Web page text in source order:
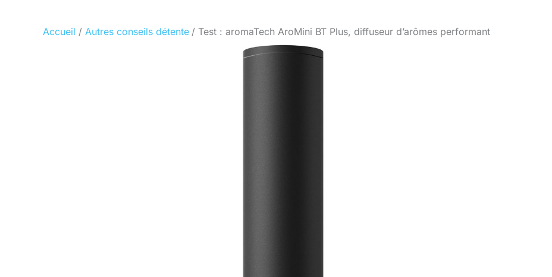
Accueil Autres conseils détente Test : aromaTech AroMini BT Plus, diffuseur d’arômes performant